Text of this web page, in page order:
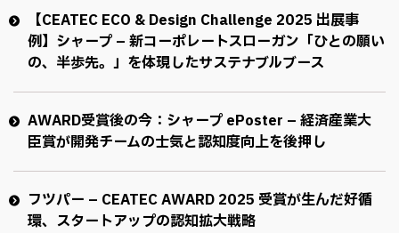
【CEATEC ECO & Design Challenge 2025 出展事
例】シャープ – 新コーポレートスローガン「ひとの願い
の、半歩先。」を体現したサステナブルブース
AWARD受賞後の今：シャープ ePoster – 経済産業大
臣賞が開発チームの士気と認知度向上を後押し
フツパー – CEATEC AWARD 2025 受賞が生んだ好循
環、スタートアップの認知拡大戦略